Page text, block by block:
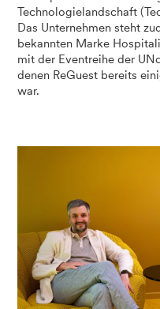
Technologielandschaft
Das Unternehmen steht
bekannten Marke
mit der Eventreihe der
denen ReGuest bereits
war.